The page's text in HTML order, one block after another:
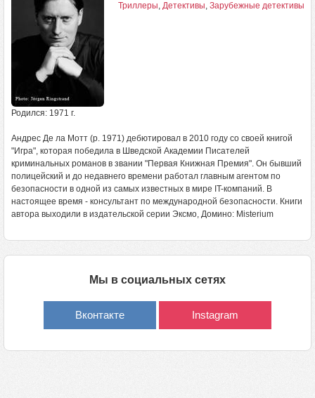
Триллеры, Детективы, Зарубежные детективы
Родился: 1971 г.
Андрес Де ла Мотт (р. 1971) дебютировал в 2010 году со своей книгой
"Игра", которая победила в Шведской Академии Писателей
криминальных романов в звании "Первая Книжная Премия". Он бывший
полицейский и до недавнего времени работал главным агентом по
безопасности в одной из самых известных в мире IT-компаний. В
настоящее время - консультант по международной безопасности. Книги
автора выходили в издательской серии Эксмо, Домино: Misterium
Мы в социальных сетях
Вконтакте Instagram